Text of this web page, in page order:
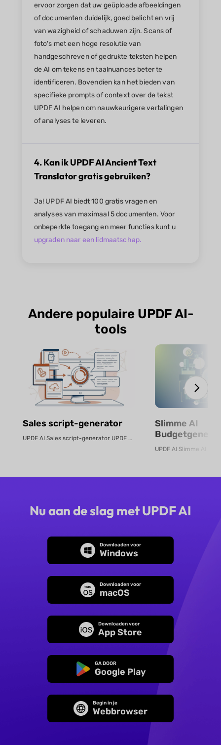
ervoor zorgen dat uw geüploade afbeeldingen
of documenten duidelijk, goed belicht en vrij
van wazigheid of schaduwen zijn. Scans of
foto's met een hoge resolutie van
handgeschreven of gedrukte teksten helpen
de AI om tekens en taalnuances beter te
identificeren. Bovendien kan het bieden van
specifieke prompts of context over de tekst
UPDF AI helpen om nauwkeurigere vertalingen
of analyses te leveren.
4. Kan ik UPDF AI Ancient Text
Translator gratis gebruiken?
Ja! UPDF AI biedt 100 gratis vragen en
analyses van maximaal 5 documenten. Voor
onbeperkte toegang en meer functies kunt u
upgraden naar een lidmaatschap.
Andere populaire UPDF AI-
tools
Sales script-generator
UPDF AI Sales script-generator UPDF AI zet product-PDF's of beschrijvingen...
Slimme AI
Gratis Online
Nu aan de slag met UPDF AI
Downloaden voor
Windows
Downloaden voor
macOS
Downloaden voor
App Store
GA DOOR
Google Play
Begin in je
Webbrowser